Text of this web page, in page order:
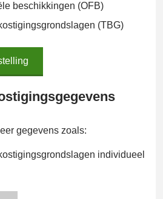
beschikkingen (OFB)
(TBG)
gegevens zoals:
individueel